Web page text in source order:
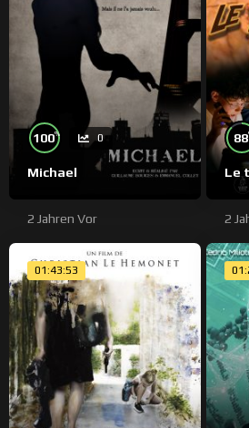
100% 0
Michael
2 Jahren Vor
88
Le
2
01:43:53